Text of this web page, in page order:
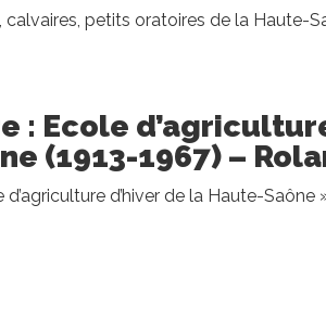
calvaires, petits oratoires de la Haute-
: Ecole
(1913-1967) –
d’agriculture d’hiver de la Haute-Saône